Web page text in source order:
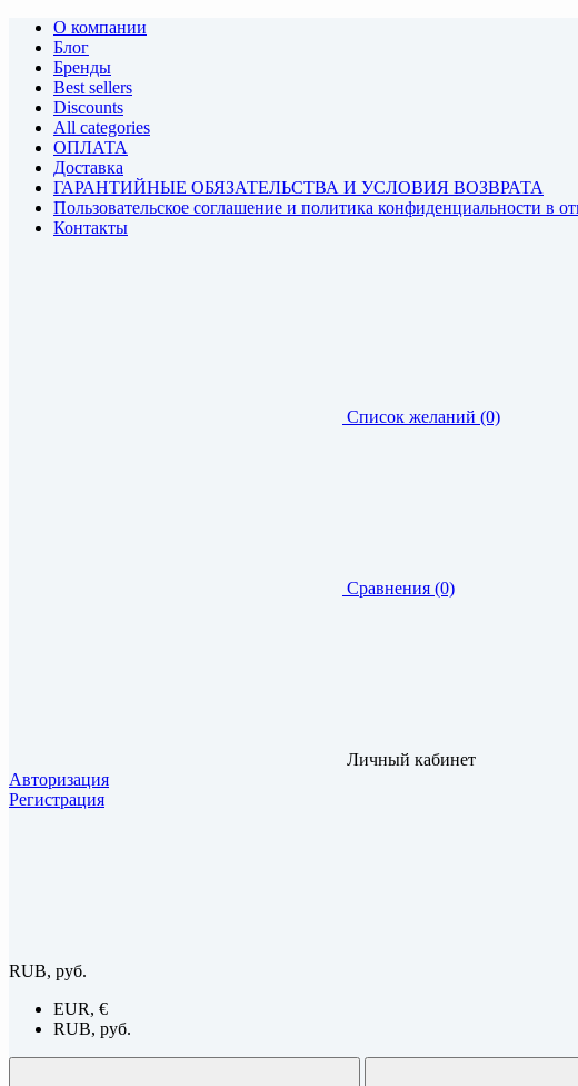
О компании
Блог
Бренды
Best sellers
Discounts
All categories
ОПЛАТА
Доставка
ГАРАНТИЙНЫЕ ОБЯЗАТЕЛЬСТВА И УСЛОВИЯ ВОЗВРАТА
Пользовательское соглашение и политика конфиденциальности в
Контакты
Список желаний (0)
Сравнения (0)
Личный кабинет
Авторизация
Регистрация
RUB, руб.
EUR, €
RUB, руб.